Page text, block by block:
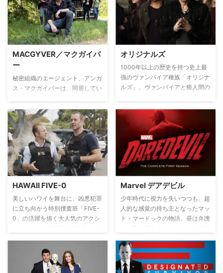
スーパーパワーを隠しながらも、
街の大金持ちレックス・ルーサー
の命を救うなど、正義感は人一倍
強かった。スーパーマンとして活
躍する片鱗を魅せながら、普通の
青年と同じように、日々の生活に
苦悩するクラーク・ケントが描か
れる。
MACGYVER／マクガイバ
ー
秘密組織のエージェント、アンガ
ス・マクガイバーは、同居してい
近しい人たちに自らの素性を隠し
ながら、日々、危険な任務に携わ
っていた。彼は、武器を持たず、
身の回りにある日用品を利用し、
危機を脱する凄腕のエージェント
である。相棒のジャック・ダルト
ンと共に、世界をまたにかけた極
秘ミッションに挑む！
オリジナルズ
1000年以上の歴史を持つ史上最
強のヴァンパイア種族「オリジナ
ルズ」。ヴァンパイアと狼人間の
イアだった。そんなクラウスがか
つての弟子で、ニューオリンズの
ヴァンパイアの王として君臨する
マルセルと予期せぬ再会を果たし
たことで、ヴァンパイア、魔女、
人狼による人類存亡をかけた全面
戦争の幕が上がる。
HAWAII FIVE-0
美しいハワイを舞台に、凶悪犯罪
に立ち向かう特別捜査班「FIVE-
0」の活躍を描く大人気のアクシ
70年代に旋風を巻き起こした世
界的超人気シリーズを、現代版と
して更にパワーアップして蘇らせ
Marvel デアデビル
少年時代に視力を失いつつも、超
人的な感覚の持ち主となったマッ
ト・マードックの物語。昼は弁護
ズキッチンに潜む悪と対決する。